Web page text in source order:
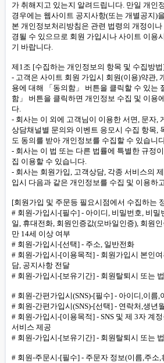
가 취해지고 있는지 알려드립니다. 만일 개인
경우에는 웹사이트 공지사항(또는 개별공지)
본 개인정보처리방침은 관련 법령의 개정이
경될 수 있으므로 회원 가입시나 사이트 이용
기 바랍니다.
제1조 [수집하는 개인정보의 항목 및 수집방
- 고객은 사이트 회원 가입시 회원(이용)약관,
용에 대해 「동의함」 버튼을 클릭할 수 있는
함」 버튼을 클릭하면 개인정보 수집 및 이용
다.
- 회사는 이 외에 고객님이 이용한 서면, 문자,
상담채널별 문의와 이벤트 응모시 수집 항목,
도 동의를 받아 개인정보를 수집할 수 있습니
- 회사는 이 법 또는 다른 법률에 특별한 규정
집 이용할 수 있습니다.
- 회사는 회원가입, 고객상담, 각종 서비스의
입시 다음과 같은 개인정보를 수집 및 이용하
[회원가입 및 주문등 필요시점에서 수집하는
# 회원-가입시-[필수] - 아이디, 비밀번호, 비밀
일, 휴대전화, 회원인증값(모바일인증), 회원
만 14세 이상 여부
# 회원-가입시-[선택] - 주소, 일반전화
# 회원-가입시-[이용목적] - 회원가입시 본인
담, 공지사항 전달
# 회원-가입시-[보유기간] - 회원탈퇴시 또는
# 회원-간편가입시(SNS)-[필수] - 아이디,이름,
# 회원-간편가입시(SNS)-[선택] - 연락처,생년
# 회원-가입시-[이용목적] - SNS 및 제 3자 계
서비스 제공
# 회원-가입시-[보유기간] - 회원탈퇴시 또는
# 회원-주문시-[필수] - 주문자 정보(이름,주소